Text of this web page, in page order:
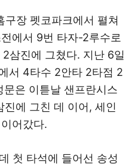
장 펫코파크에서 펼쳐
에서 9번 타자-2루수로
삼진에 그쳤다. 지난 6일
서 4타수 2안타 2타점 2
은 이튿날 샌프란시스
진에 그친 데 이어, 세인
어갔다.
첫 타석에 들어선 송성